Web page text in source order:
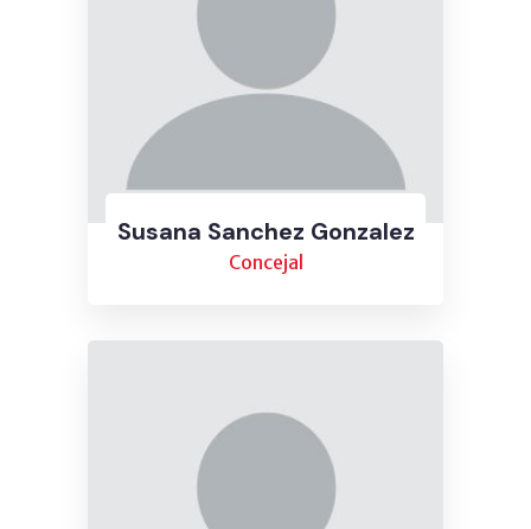
Susana Sanchez Gonzalez
Concejal